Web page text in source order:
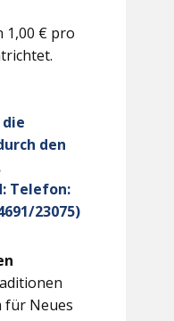
1,00 € pro
den
Telefon:
23075)
für Neues